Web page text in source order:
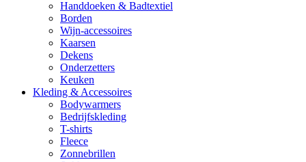
Handdoeken & Badtextiel
Borden
Wijn-accessoires
Kaarsen
Dekens
Onderzetters
Keuken
Kleding & Accessoires
Bodywarmers
Bedrijfskleding
T-shirts
Fleece
Zonnebrillen